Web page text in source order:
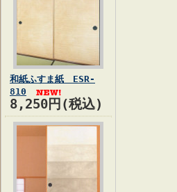
和紙ふすま紙 ESR-
810
8,250円(税込)